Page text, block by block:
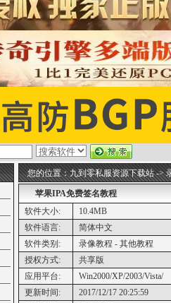
您的位置：九到零私服资源下载站->
苹果IPA免费签名教程
软件大小:
10.4MB
软件语言:
简体中文
软件类别:
录像教程 - 其他教程
授权方式:
共享版
应用平台:
Win2000/XP/2003/Vista/
更新时间:
2017/12/17 20:25:59